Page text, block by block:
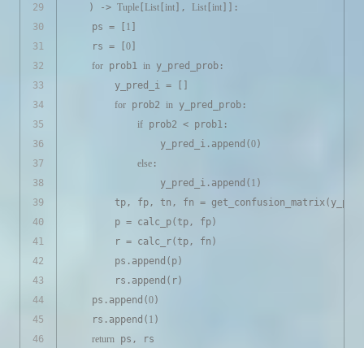
29
30
31
32
33
34
35
36
37
38
39
40
41
42
43
44
45
46
) -> Tuple [List [int], List [int]]:
    ps = [
1 ]
    rs = [
0]
for prob1 in y_pred_prob:
        y_pred_i = []
for prob2 in y_pred_prob:
if prob2 < prob1:
                y_pred_i.append(
0)
else :
                y_pred_i.append(
1 )
tp, fp, tn, fn =
        p = calc_p(tp, fp)
        r = calc_r(tp, fn)
        ps.append(p)
        rs.append(r)
    ps.append(
0)
    rs.append(
1 )
return ps, rs